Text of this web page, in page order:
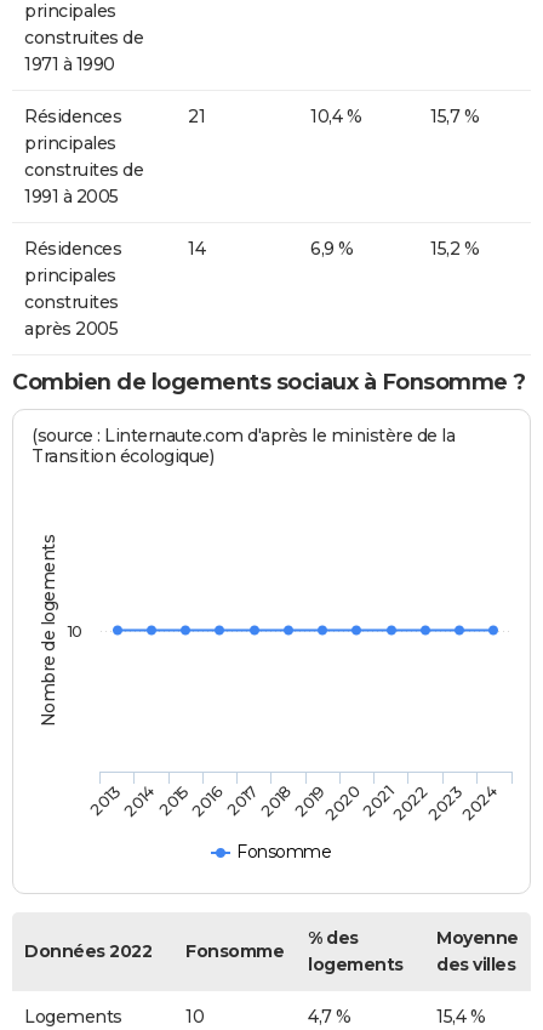
principales
construites de
1971 à 1990
Résidences
principales
construites de
1991 à 2005
21 10,4 % 15,7 %
Résidences
principales
construites
après 2005
14 6,9 % 15,2 %
Combien de logements sociaux à Fonsomme ?
Nombre de logements
(source : Linternaute.com d'après le ministère de la
Transition écologique)
Fonsomme
201320142015201620172018201920202021202220232024
10
Données 2022 Fonsomme
% des
logements
Moyenne
des villes
Logements
10 4,7 % 15,4 %